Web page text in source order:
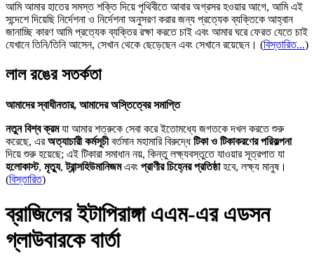
আমি আমার হাতের সমস্ত শক্তি দিয়ে পৃথিবীতে আবার অগ্রসর হওয়ার আগে, আমি এই
সন্দেশে দিয়েছি নির্দেশনা ও নির্দেশনা অনুসরণ করার জন্য প্রত্যেক ব্যক্তিকে আহ্বান
জানাচ্ছি কারণ আমি প্রত্যেক ব্যক্তির রক্ষা করতে চাই এবং আমার ঘরে ফেরত যেতে চাই
যেখানে তিনি/তিনি আসেন, সেখান থেকে ছেড়েছেন এবং সেখানে রয়েছেন। (বিস্তারিত...)
লাল রঙের সতর্কতা
আমাদের স্বাধীনতার, আমাদের অস্তিত্বের সমাপ্তি
নতুন বিশ্ব ক্রমযা আমার শত্রুকে সেবা করে ইতোমধ্যে জগতকে দখল করতে শুরু
করেছে, এরঅত্যাচারী কর্মসূচীবর্তমান মহামারি বিরুদ্ধেটিকা ও টিকাকরণের পরিকল্পনা
দিয়ে শুরু হয়েছে; এই টিকারা সমাধান নয়, কিন্তু লক্ষ্যবস্তুতে যাওয়ার সূত্রপাত যা
হলোকাস্ট, মৃত্যু,ট্রান্সহিউমানিজমএবং প্রাণীর চিহ্নের প্রতিষ্ঠাহবে, লক্ষ্য মানুষ।
(বিস্তারিত)
ব্রাজিলের ইটাপিরাঙ্গা এএম-এর এডসন
গ্লাউবারকে বার্তা